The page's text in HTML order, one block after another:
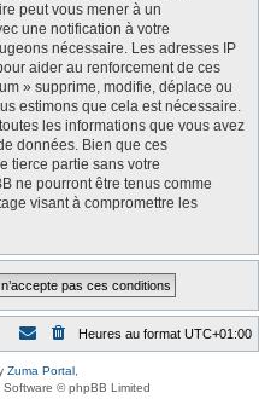
peut vous mener à un
une notification à votre
nécessaire. Les adresses IP
aider au renforcement de ces
» supprime, modifie, déplace ou
estimons que cela est nécessaire.
les informations que vous avez
données. Bien que ces
tierce partie sans votre
ne pourront être tenus comme
visant à compromettre les
Heures au format UTC+01:00
Zuma Portal
Software © phpBB Limited